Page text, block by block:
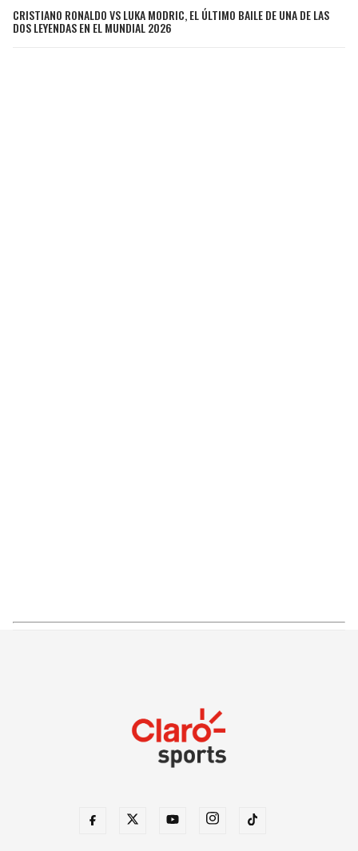
CRISTIANO RONALDO VS LUKA MODRIC, EL ÚLTIMO BAILE DE UNA DE LAS
DOS LEYENDAS EN EL MUNDIAL 2026